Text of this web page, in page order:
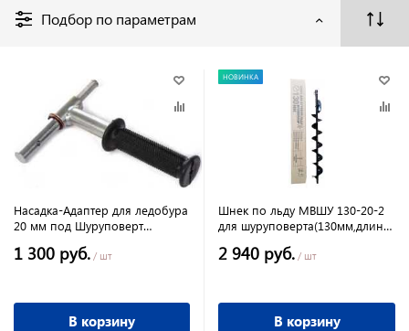
Подбор по параметрам
Насадка-Адаптер для ледобура
20 мм под Шуруповерт
1 300 руб. / шт
В корзину
НОВИНКА
Шнек по льду МВШУ 130-20-2
для шуруповерта(130мм,длина
2 940 руб. / шт
В корзину